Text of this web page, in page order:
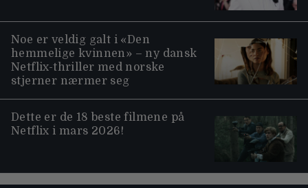
Noe er veldig galt i «Den
hemmelige kvinnen» – ny dansk
Netflix-thriller med norske
stjerner nærmer seg
Dette er de 18 beste filmene på
Netflix i mars 2026!